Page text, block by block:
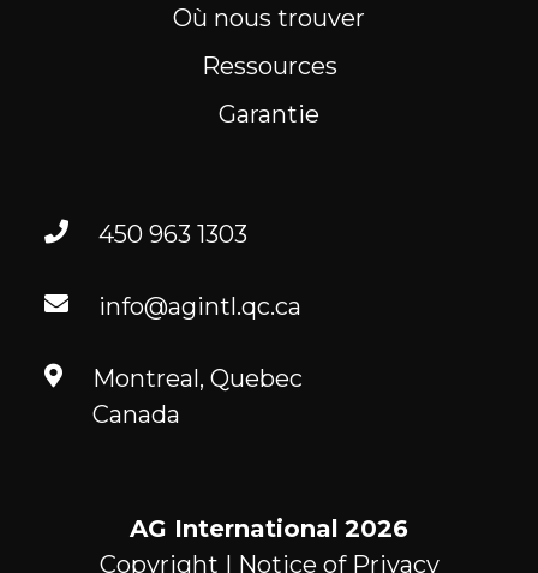
Où nous trouver
Ressources
Garantie
450 963 1303
info@agintl.qc.ca
Montreal, Quebec
Canada
AG International 2026
Copyright |
Notice of Privacy